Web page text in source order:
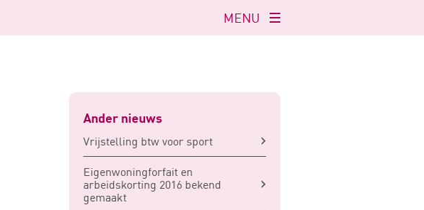
Navigatie
openen
MENU
Ander nieuws
Vrijstelling btw voor sport
Eigenwoningforfait en
arbeidskorting 2016 bekend
gemaakt